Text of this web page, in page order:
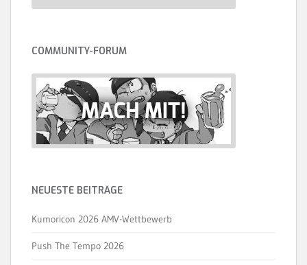
COMMUNITY-FORUM
NEUESTE BEITRÄGE
Kumoricon 2026 AMV-Wettbewerb
Push The Tempo 2026